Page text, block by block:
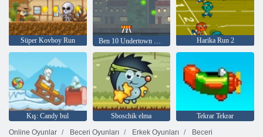
Süper Kovboy Run Ben 10 Undertown Runner Harika Run 2
Kış: Candy bul Sboschik elma
Tekrar Tekrar
Online Oyunlar
Beceri Oyunları Erkek Oyunları
Beceri